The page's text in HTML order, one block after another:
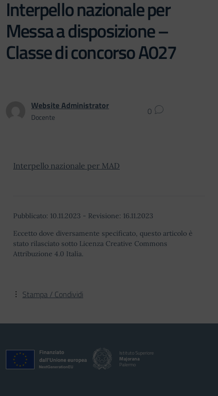
Interpello nazionale per
Messa a disposizione –
Classe di concorso A027
Website Administrator
Docente 0
Interpello nazionale per MAD
Pubblicato: 10.11.2023 - Revisione: 16.11.2023
Eccetto dove diversamente specificato, questo articolo è
stato rilasciato sotto Licenza Creative Commons
Attribuzione 4.0 Italia.
Stampa / Condividi
Istituto Superiore
Majorana
Palermo